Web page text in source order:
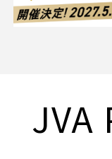
JVA